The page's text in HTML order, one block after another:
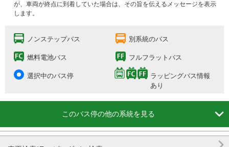
が、車両が終点に到着していた場合は、その旨を伝えるメッセージを表示
します。
ノンステップバス 別系統のバス
燃料電池バス フルフラットバス
選択中のバス停
ラッピングバス情報
あり
このバス停の他の系統を見る 